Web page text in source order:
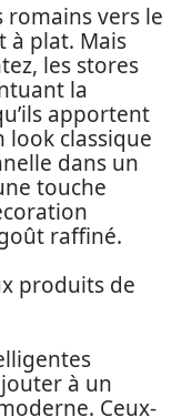
romains vers le
à plat. Mais
les stores
la
apportent
look classique
dans un
touche
raffiné.
produits de
à un
Ceux-